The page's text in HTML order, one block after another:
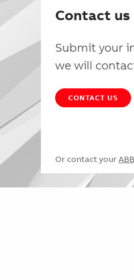
Contact us
Submit your
we will
CONTACT US
Or contact your